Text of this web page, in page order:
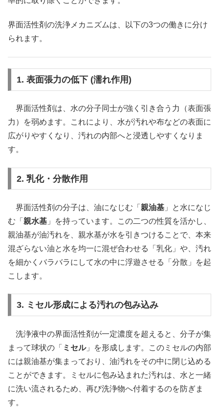
界面活性剤の洗浄メカニズムは、以下の3つの働きに分け
られます。
1. 表面張力の低下 (濡れ作用)
界面活性剤は、水の分子同士が強く引き合う力（表面張
力）を弱めます。これにより、水が汚れや布などの表面に
広がりやすくなり、汚れの内部へと浸透しやすくなりま
す。
2. 乳化・分散作用
界面活性剤の分子は、油になじむ「 親油基 」と水になじ
む「 親水基 」を持っています。この二つの性質を活かし、
親油基が油汚れを、親水基が水を引きつけることで、本来
混ざらない油と水を均一に混ぜ合わせる「乳化」や、汚れ
を細かくバラバラにして水の中に浮遊させる「分散」を起
こします。
3. ミセル形成による汚れの包み込み
洗浄液中の界面活性剤が一定濃度を超えると、分子が集
まって球状の「 ミセル」を形成します。このミセルの内部
には親油基が集まっており、油汚れをその中に閉じ込める
ことができます。ミセルに包み込まれた汚れは、水と一緒
に洗い流されるため、再び洗浄物へ付着するのを防ぎま
す。